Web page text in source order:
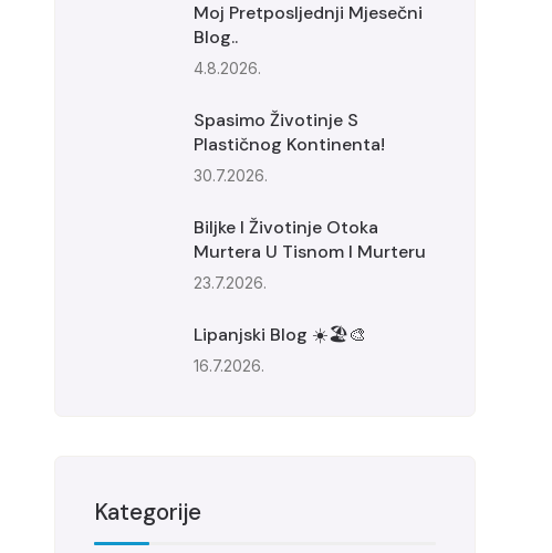
Moj Pretposljednji Mjesečni
Blog..
4.8.2026.
Spasimo Životinje S
Plastičnog Kontinenta!
30.7.2026.
Biljke I Životinje Otoka
Murtera U Tisnom I Murteru
23.7.2026.
Lipanjski Blog ☀️🏖️🎨
16.7.2026.
Kategorije